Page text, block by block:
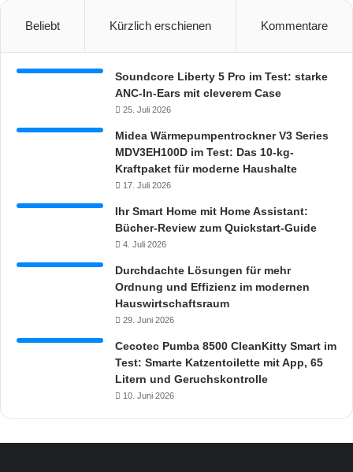
Beliebt Kürzlich erschienen Kommentare
Soundcore Liberty 5 Pro im Test: starke
ANC-In-Ears mit cleverem Case
25. Juli 2026
Midea Wärmepumpentrockner V3 Series
MDV3EH100D im Test: Das 10-kg-
Kraftpaket für moderne Haushalte
17. Juli 2026
Ihr Smart Home mit Home Assistant:
Bücher-Review zum Quickstart-Guide
4. Juli 2026
Durchdachte Lösungen für mehr
Ordnung und Effizienz im modernen
Hauswirtschaftsraum
29. Juni 2026
Cecotec Pumba 8500 CleanKitty Smart im
Test: Smarte Katzentoilette mit App, 65
Litern und Geruchskontrolle
10. Juni 2026